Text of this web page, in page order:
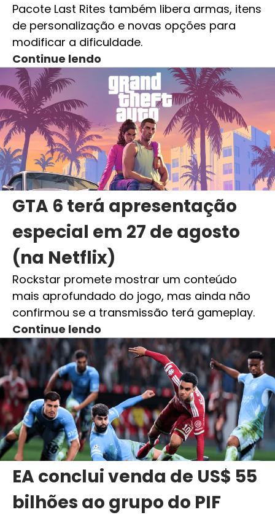
Pacote Last Rites também libera armas, itens
de personalização e novas opções para
modificar a dificuldade.
Continue lendo
GTA 6 terá apresentação
especial em 27 de agosto
(na Netflix)
Rockstar promete mostrar um conteúdo
mais aprofundado do jogo, mas ainda não
confirmou se a transmissão terá gameplay.
Continue lendo
EA conclui venda de US$ 55
bilhões ao grupo do PIF